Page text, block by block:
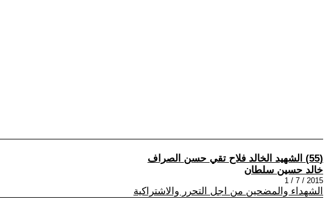
(55) الشهيد الخالد فلاح تقي حسن الصراف
خالد حسين سلطان
2015 / 7 / 1
الشهداء والمضحين من اجل التحرر والاشتراكية